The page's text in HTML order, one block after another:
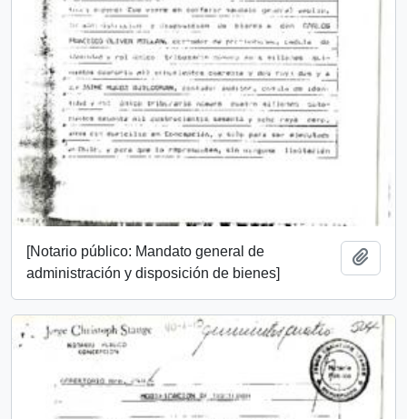
[Notario público: Mandato general de
administración y disposición de bienes]